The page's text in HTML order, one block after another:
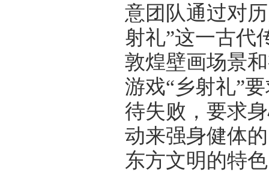
意团队通过对
射礼”这一古代
敦煌壁画场景
游戏“乡射礼”
待失败，要求
动来强身健体
东方文明的特